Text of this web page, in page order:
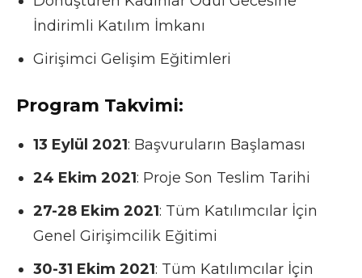
İndirimli Katılım İmkanı
Girişimci Gelişim Eğitimleri
Program Takvimi:
13 Eylül 2021: Başvuruların Başlaması
24 Ekim 2021: Proje Son Teslim Tarihi
27-28 Ekim 2021: Tüm Katılımcılar İçin
Genel Girişimcilik Eğitimi
30-31 Ekim 2021: Tüm Katılımcılar İçin